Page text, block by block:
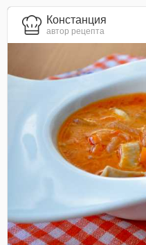
Констанция
автор рецепта